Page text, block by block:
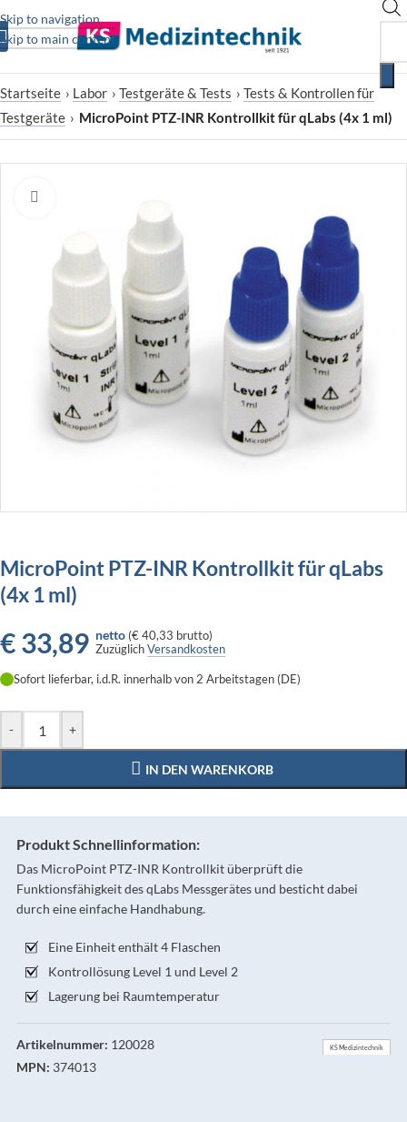
Skip to navigation
Skip to main content
Startseite › Labor › Testgeräte & Tests › Tests & Kontrollen für
Testgeräte › MicroPoint PTZ-INR Kontrollkit für qLabs (4x 1 ml)
MicroPoint PTZ-INR Kontrollkit für qLabs
(4x 1 ml)
€33,89 netto (€ 40,33 brutto)
ZuzüglichVersandkosten
Sofort lieferbar, i.d.R. innerhalb von 2 Arbeitstagen (DE)
- +
IN DEN WARENKORB
Produkt Schnellinformation:
Das MicroPoint PTZ-INR Kontrollkit überprüft die
Funktionsfähigkeit des qLabs Messgerätes und besticht dabei
durch eine einfache Handhabung.
Eine Einheit enthält 4 Flaschen
Kontrollösung Level 1 und Level 2
Lagerung bei Raumtemperatur
Artikelnummer: 120028
MPN: 374013
KS Medizintechnik